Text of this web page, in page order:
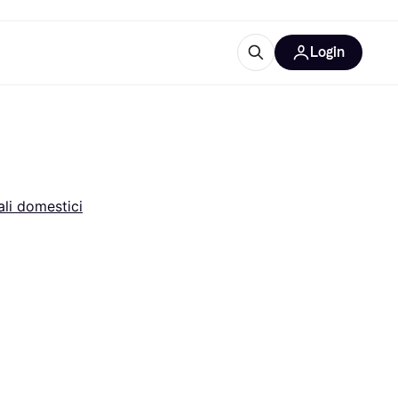
Login
domestici